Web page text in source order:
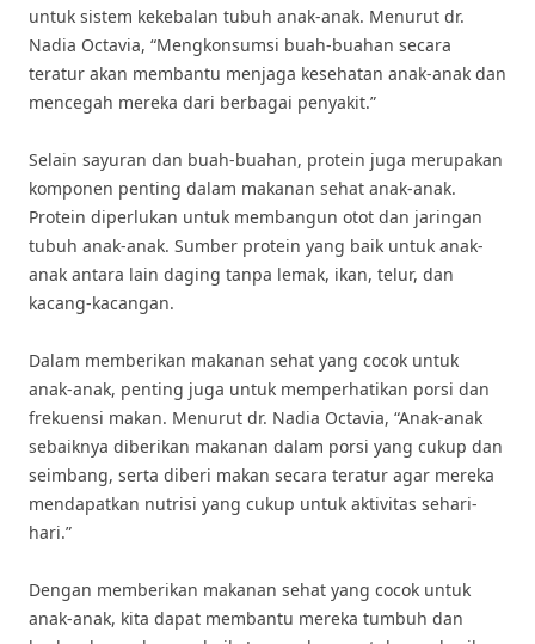
untuk sistem kekebalan tubuh anak-anak. Menurut dr.
Nadia Octavia, “Mengkonsumsi buah-buahan secara
teratur akan membantu menjaga kesehatan anak-anak dan
mencegah mereka dari berbagai penyakit.”
Selain sayuran dan buah-buahan, protein juga merupakan
komponen penting dalam makanan sehat anak-anak.
Protein diperlukan untuk membangun otot dan jaringan
tubuh anak-anak. Sumber protein yang baik untuk anak-
anak antara lain daging tanpa lemak, ikan, telur, dan
kacang-kacangan.
Dalam memberikan makanan sehat yang cocok untuk
anak-anak, penting juga untuk memperhatikan porsi dan
frekuensi makan. Menurut dr. Nadia Octavia, “Anak-anak
sebaiknya diberikan makanan dalam porsi yang cukup dan
seimbang, serta diberi makan secara teratur agar mereka
mendapatkan nutrisi yang cukup untuk aktivitas sehari-
hari.”
Dengan memberikan makanan sehat yang cocok untuk
anak-anak, kita dapat membantu mereka tumbuh dan